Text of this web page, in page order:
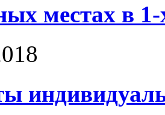
местах в 1-